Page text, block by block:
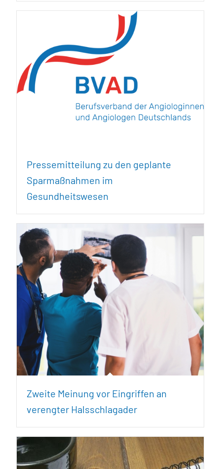
Pressemitteilung zu den geplante
Sparmaßnahmen im
Gesundheitswesen
Zweite Meinung vor Eingriffen an
verengter Halsschlagader